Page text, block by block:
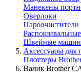
Манекены
Оверлоки
Пароочистители
Швейные
Аксессуары для
Плоттеры
Валик Brother